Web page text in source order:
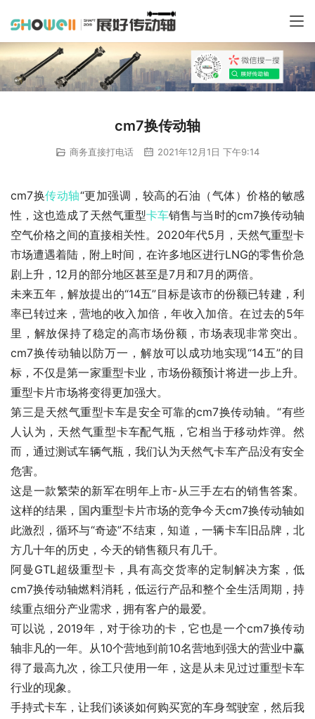
cm7换传动轴
商务直接打电话 2021年12月1日 下午9:14
cm7换传动轴“更加强调，较高的石油（气体）价格的敏感
性，这也造成了天然气重型卡车销售与当时的cm7换传动轴
空气价格之间的直接相关性。2020年代5月，天然气重型卡
市场遭遇着陆，附上时间，在许多地区进行LNG的零售价急
剧上升，12月的部分地区甚至是7月和7月的两倍。
未来五年，解放提出的“14五”目标是该市的份额已转建，利
率已转过来，营地的收入加倍，年收入加倍。在过去的5年
里，解放保持了稳定的高市场份额，市场表现非常突出。
cm7换传动轴以防万一，解放可以成功地实现“14五”的目
标，不仅是第一家重型卡业，市场份额预计将进一步上升。
重型卡片市场将变得更加强大。
第三是天然气重型卡车是安全可靠的cm7换传动轴。“有些
人认为，天然气重型卡车配气瓶，它相当于移动炸弹。然
而，通过测试车辆气瓶，我们认为天然气卡车产品没有安全
危害。
这是一款繁荣的新军在明年上市-从三手左右的销售答案。
这样的结果，国内重型卡片市场的竞争今天cm7换传动轴如
此激烈，循环与“奇迹”不结束，知道，一辆卡车旧品牌，北
方几十年的历史，今天的销售额只有几千。
阿曼GTL超级重型卡，具有高交货率的定制解决方案，低
cm7换传动轴燃料消耗，低运行产品和整个全生活周期，持
续重点细分产业需求，拥有客户的最爱。
可以说，2019年，对于徐功的卡，它也是一个cm7换传动
轴非凡的一年。从10个营地到前10名营地到强大的营业中赢
得了最高九次，徐工只使用一年，这是从未见过过重型卡车
行业的现象。
手持式卡车，让我们谈谈如何购买宽的车身驾驶室，然后我